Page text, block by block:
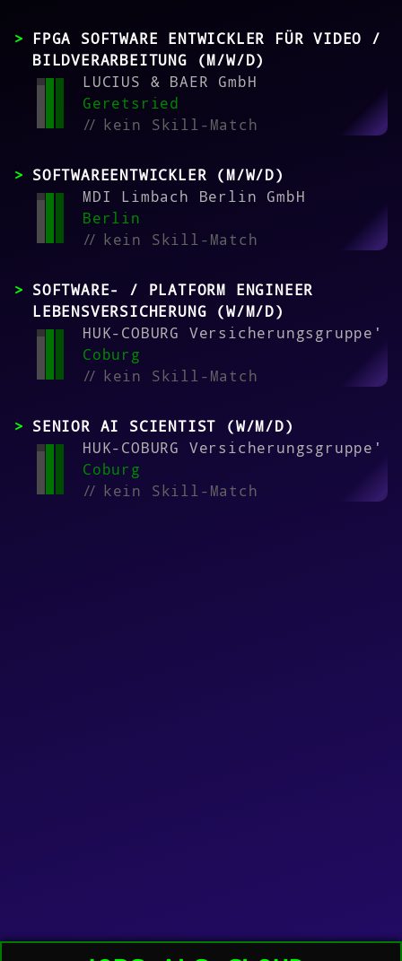
FPGA SOFTWARE ENTWICKLER FÜR VIDEO /
BILDVERARBEITUNG (M/W/D)
LUCIUS & BAER GmbH
Geretsried
//kein Skill-Match
SOFTWAREENTWICKLER (M/W/D)
MDI Limbach Berlin GmbH
Berlin
//kein Skill-Match
SOFTWARE- / PLATFORM ENGINEER
LEBENSVERSICHERUNG (W/M/D)
HUK-COBURG Versicherungsgruppe'
Coburg
//kein Skill-Match
SENIOR AI SCIENTIST (W/M/D)
HUK-COBURG Versicherungsgruppe'
Coburg
//kein Skill-Match